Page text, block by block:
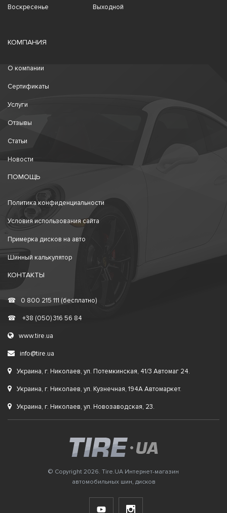
Воскресенье Выходной
КОМПАНИЯ
О компании
Сертификаты
Услуги
Отзывы
Статьи
Новости
ПОМОЩЬ
Политика конфиденциальности
Условия использования сайта
Примерка дисков на авто
Шинный калькулятор
КОНТАКТЫ
☎ 0 800 215 111 (бесплатно)
☎ +38 (050) 316 56 84
www.tire.ua
info@tire.ua
Украина, г. Николаев, ул. Потемкинская, 41/3 Автомаг 24.
Украина, г. Николаев, ул. Кузнечная, 194А Автомаркет.
Украина, г. Николаев, ул. Новозаводская, 23.
© Copyright 2026. Tire.UA Интернет-магазин
автомобильных шин, дисков